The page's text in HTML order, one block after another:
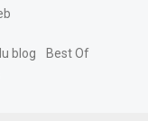
blog
Best Of